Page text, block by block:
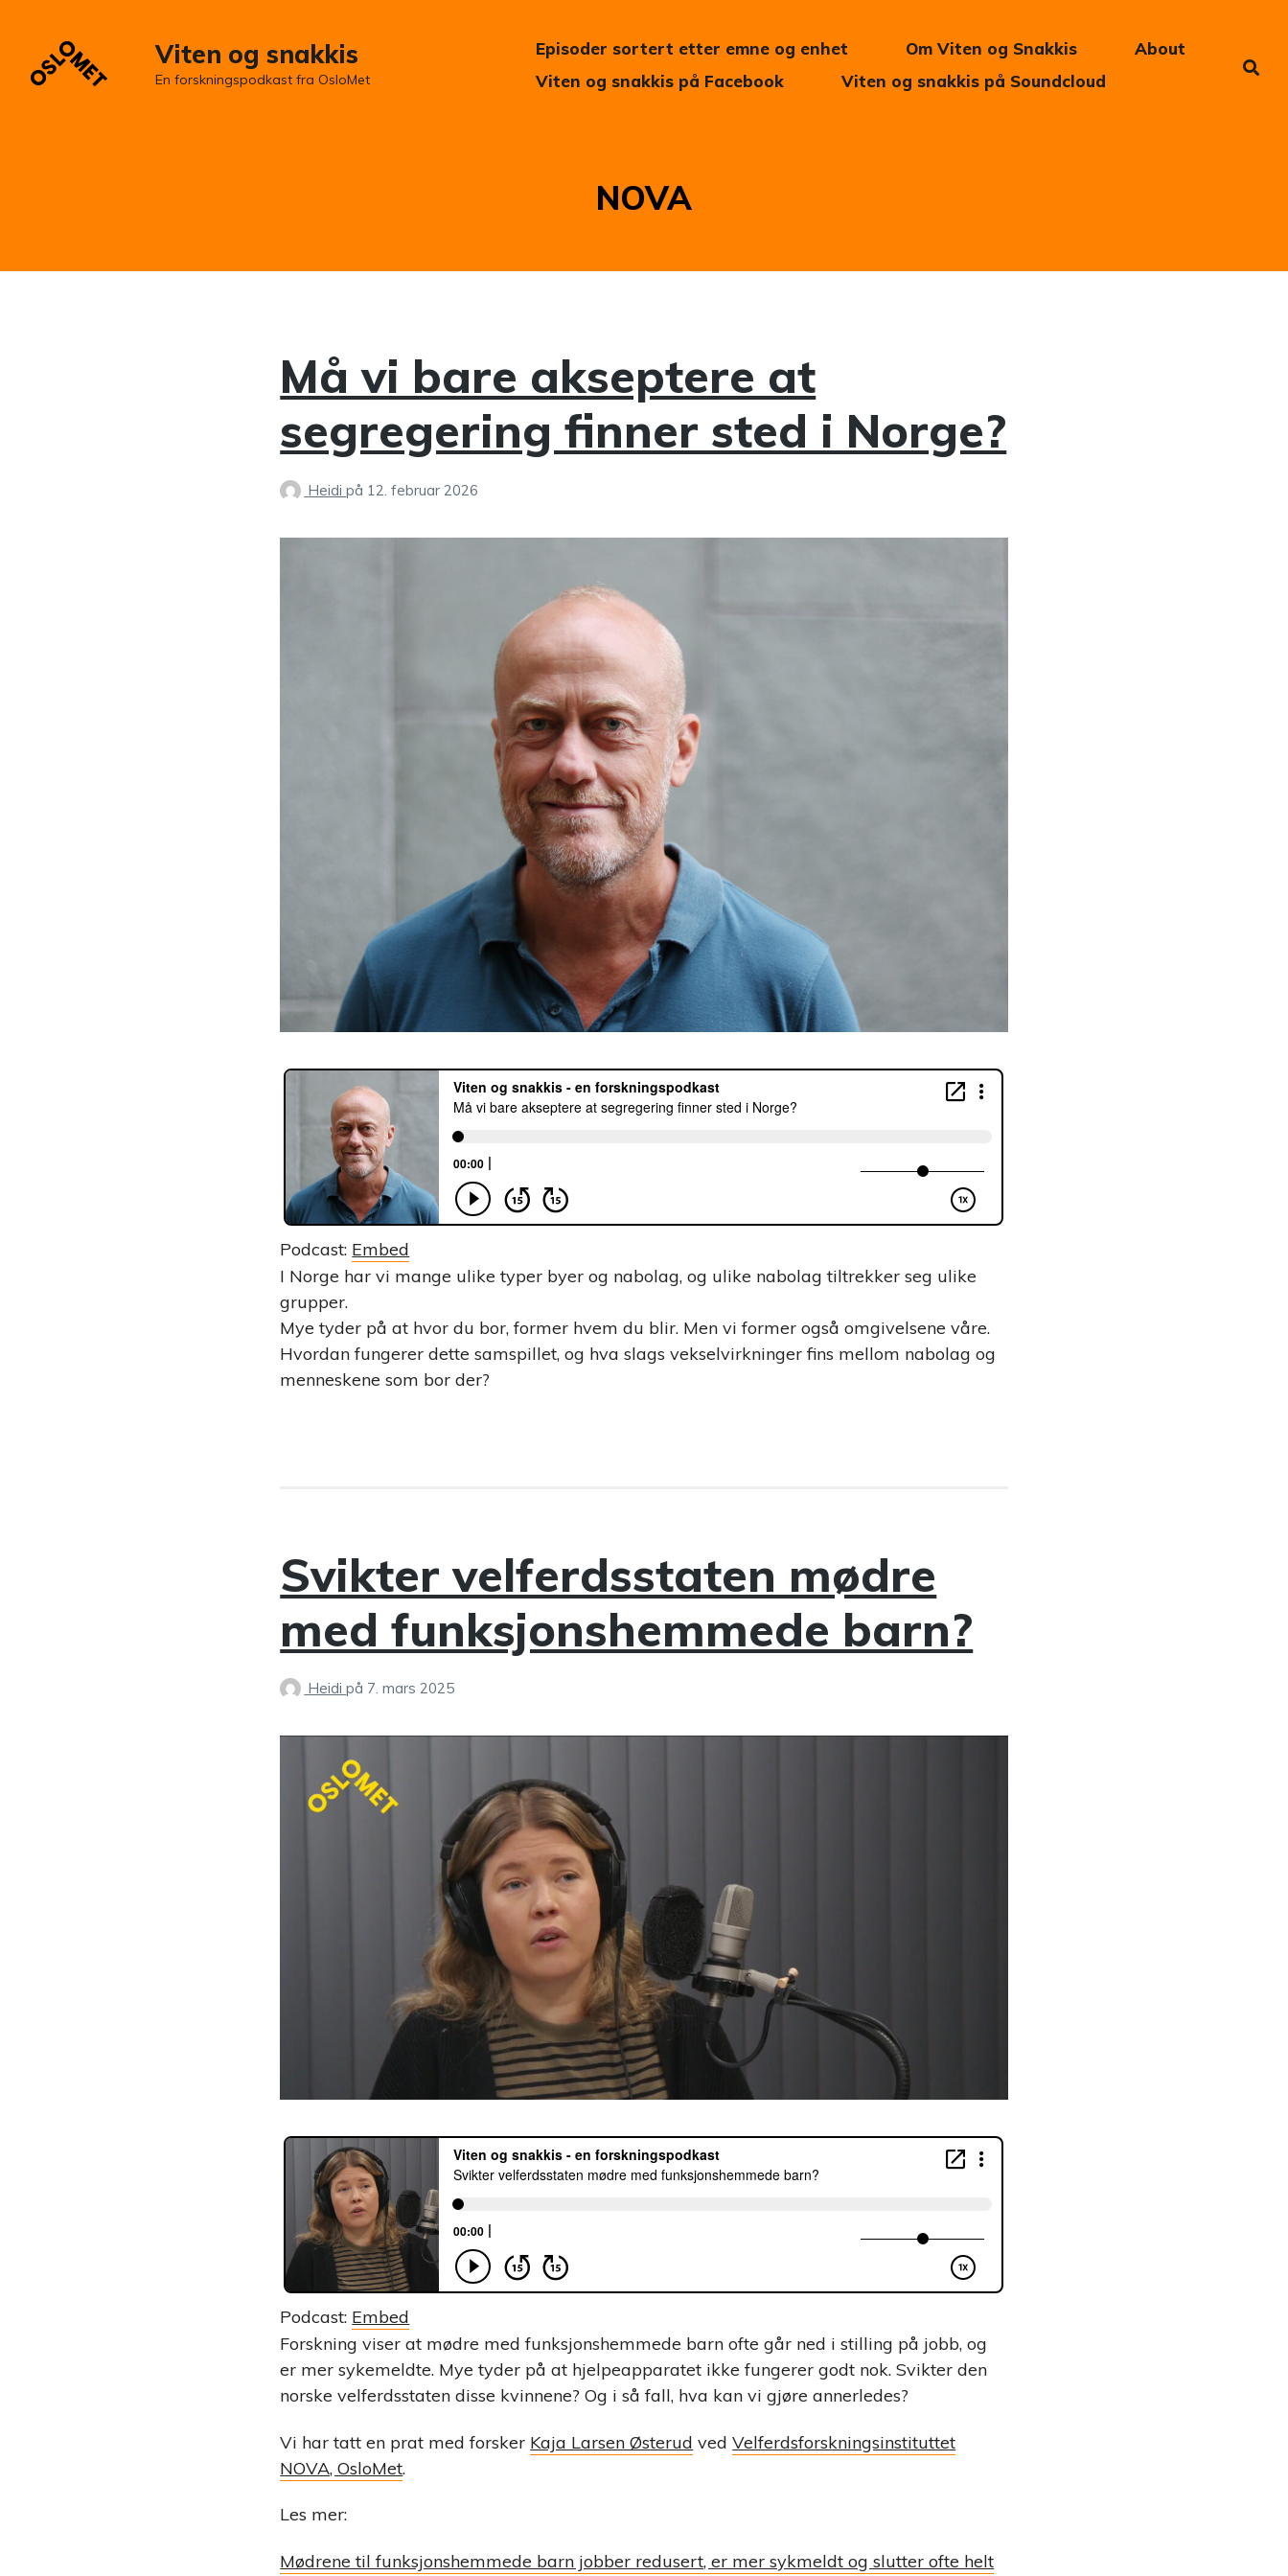
Viten og snakkis
En forskningspodkast fra OsloMet
Episoder sortert etter emne og enhet Om Viten og Snakkis
About
Viten og snakkis på Facebook
Viten og snakkis på Soundcloud
Kategori:
NOVA
Må vi bare akseptere at
segregering finner sted i Norge?
Heidipå 12. februar 2026
Podcast: Embed
I Norge har vi mange ulike typer byer og nabolag, og ulike nabolag tiltrekker seg ulike
grupper.
Mye tyder på at hvor du bor, former hvem du blir. Men vi former også omgivelsene våre.
Hvordan fungerer dette samspillet, og hva slags vekselvirkninger fins mellom nabolag og
menneskene som bor der?
Svikter velferdsstaten mødre
med funksjonshemmede barn?
Heidipå 7. mars 2025
Podcast: Embed
Forskning viser at mødre med funksjonshemmede barn ofte går ned i stilling på jobb, og
er mer sykemeldte. Mye tyder på at hjelpeapparatet ikke fungerer godt nok. Svikter den
norske velferdsstaten disse kvinnene? Og i så fall, hva kan vi gjøre annerledes?
Vi har tatt en prat med forsker Kaja Larsen Østerud vedVelferdsforskningsinstituttet
NOVA, OsloMet.
Les mer:
Mødrene til funksjonshemmede barn jobber redusert, er mer sykmeldt og slutter ofte helt